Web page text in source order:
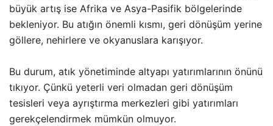
büyük artış ise Afrika ve Asya-Pasifik bölgelerinde
bekleniyor. Bu atığın önemli kısmı, geri dönüşüm yerine
göllere, nehirlere ve okyanuslara karışıyor.
Bu durum, atık yönetiminde altyapı yatırımlarının önünü
tıkıyor. Çünkü yeterli veri olmadan geri dönüşüm
tesisleri veya ayrıştırma merkezleri gibi yatırımları
gerekçelendirmek mümkün olmuyor.